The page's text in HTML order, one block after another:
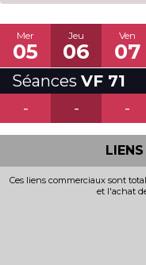
Mer
05
Jeu
06
Ven
07
Séances VF 71
-
- -
Ces liens commerciaux sont
et l'achat